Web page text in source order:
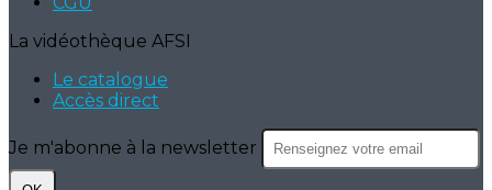
La vidéothèque AFSI
Le catalogue
Accès direct
Je m'abonne à la newsletter